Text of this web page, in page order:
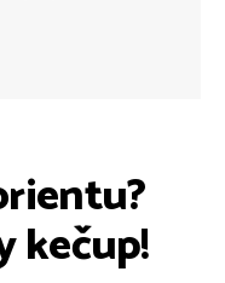
kečup!